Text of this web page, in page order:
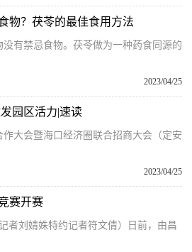
物？茯苓的最佳食用方法
有禁忌食物。茯苓做为一种药食同源的
2023/04/25
园区活力|速读
大会暨海口经济圈联合招商大会（定安
2023/04/25
赛开赛
者刘婧姝特约记者符文倩）日前，由昌